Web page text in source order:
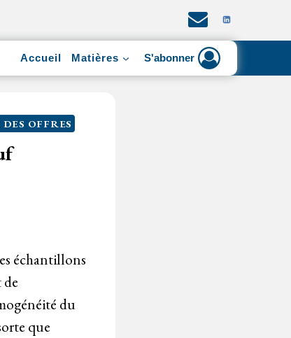
Accueil Matières S'abonner
OFFRES
échantillons
de
du
que